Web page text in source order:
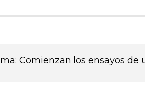
Comienzan los ensayos de